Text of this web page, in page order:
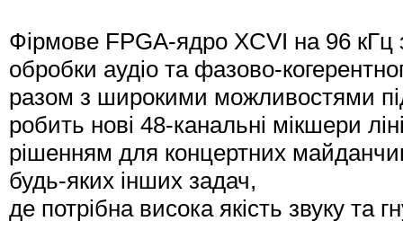
Фірмове FPGA-ядро XCVI на 96 кГц
обробки аудіо та фазово-
разом з широкими можливостями
робить нові 48-канальні мікшери
рішенням для концертних
будь-яких інших задач,
де потрібна висока якість звуку та